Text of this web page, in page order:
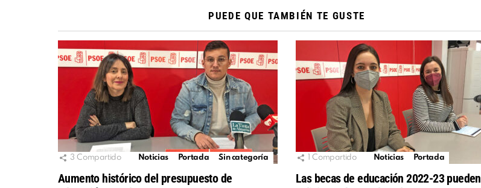
PUEDE QUE TAMBIÉN TE GUSTE
3 Compartido Noticias Portada Sin categoría
Aumento histórico del presupuesto de
Compartido Noticias Portada
Las becas de educación 2022-23 pueden